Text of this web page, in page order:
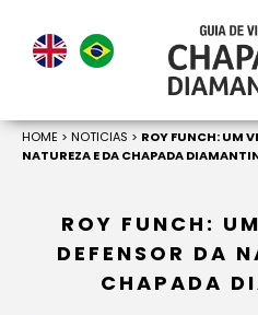
HOME > NOTICIAS > ROY FUNCH: UM
NATUREZA E DA CHAPADA
ROY FUNCH:
DEFENSOR DA
CHAPADA